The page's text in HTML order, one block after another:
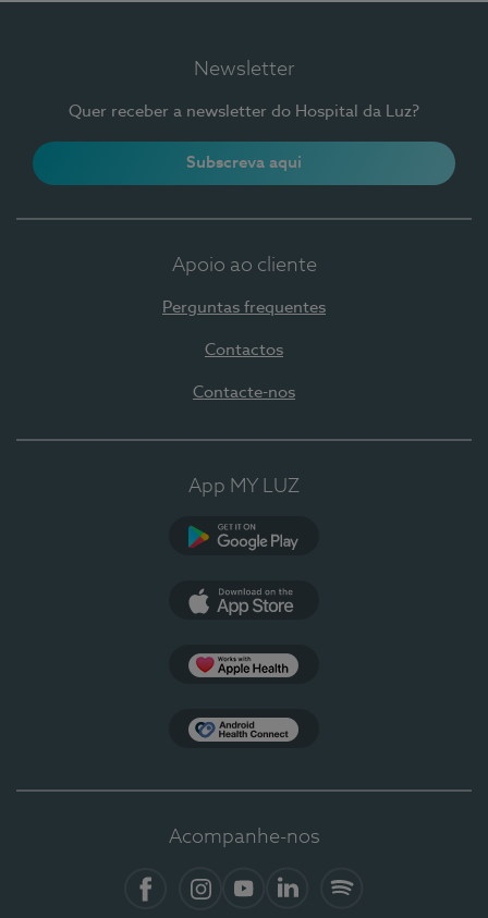
Newsletter
Quer receber a newsletter do Hospital da Luz?
Subscreva aqui
Apoio ao cliente
Perguntas frequentes
Contactos
Contacte-nos
App MY LUZ
Acompanhe-nos